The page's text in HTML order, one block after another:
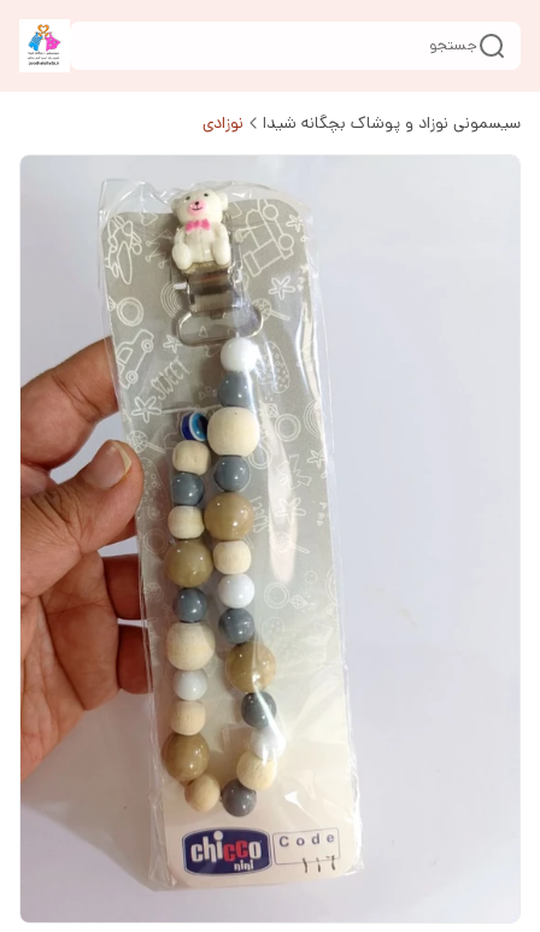
جستجو
سیسمونی نوزاد و پوشاک بچگانه شیدا نوزادی